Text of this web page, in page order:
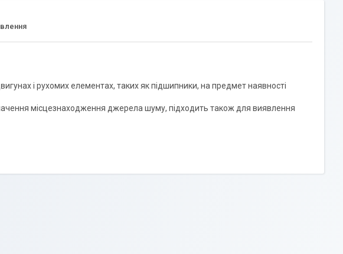
і рухомих елементах, таких як підшипники, на предмет наявності
місцезнаходження джерела шуму, підходить також для виявлення